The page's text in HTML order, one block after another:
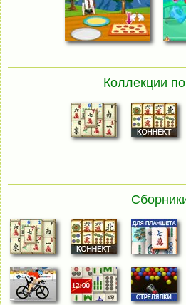
Коллекции